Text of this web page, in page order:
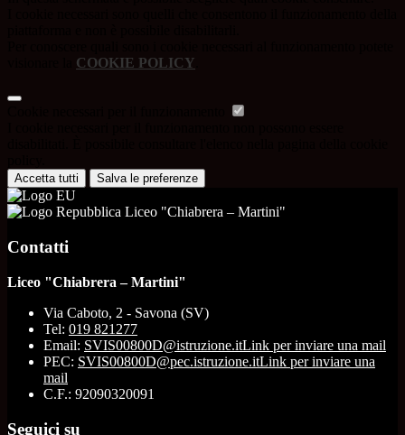
COOKIE POLICY
Accetta tutti Salva le preferenze
Liceo "Chiabrera – Martini"
Contatti
Liceo "Chiabrera – Martini"
Via Caboto, 2 - Savona (SV)
Tel: 019 821277
Email: SVIS00800D@istruzione.itLink per inviare una mail
PEC: SVIS00800D@pec.istruzione.itLink per inviare una
mail
C.F.: 92090320091
Seguici su